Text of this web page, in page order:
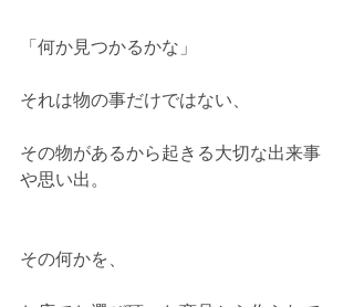
「何か見つかるかな」
それは物の事だけではない、
その物があるから起きる大切な出来事
や思い出。
その何かを、